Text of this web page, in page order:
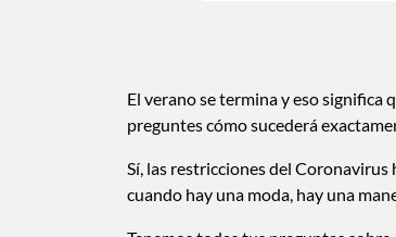
El verano se termina y eso significa
preguntes cómo sucederá
Sí, las restricciones del
cuando hay una moda, hay una